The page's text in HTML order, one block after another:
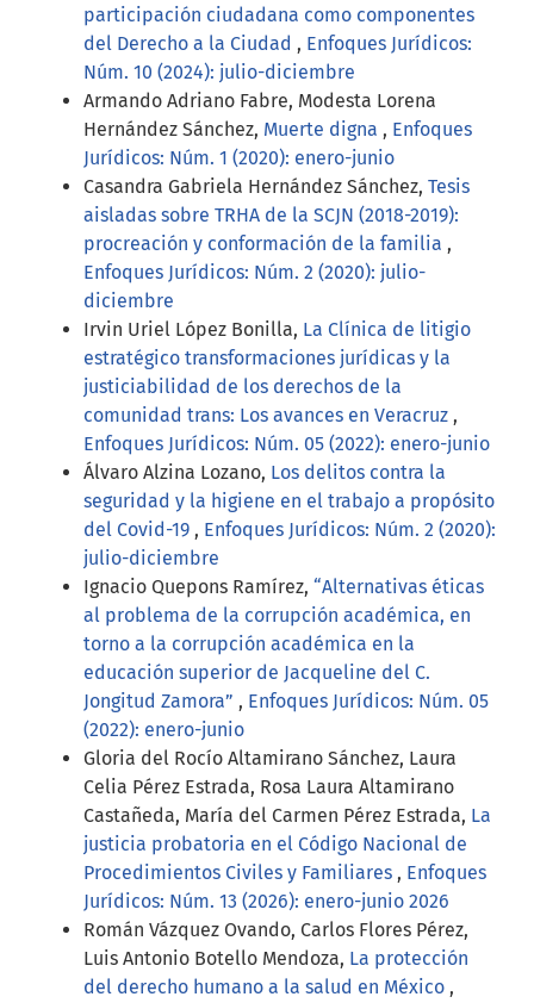
participación ciudadana como componentes
del Derecho a la Ciudad , Enfoques Jurídicos:
Núm. 10 (2024): julio-diciembre
Armando Adriano Fabre, Modesta Lorena
Hernández Sánchez, Muerte digna , Enfoques
Jurídicos: Núm. 1 (2020): enero-junio
Casandra Gabriela Hernández Sánchez, Tesis
aisladas sobre TRHA de la SCJN (2018-2019):
procreación y conformación de la familia ,
Enfoques Jurídicos: Núm. 2 (2020): julio-
diciembre
Irvin Uriel López Bonilla, La Clínica de litigio
estratégico transformaciones jurídicas y la
justiciabilidad de los derechos de la
comunidad trans: Los avances en Veracruz ,
Enfoques Jurídicos: Núm. 05 (2022): enero-junio
Álvaro Alzina Lozano, Los delitos contra la
seguridad y la higiene en el trabajo a propósito
del Covid-19 , Enfoques Jurídicos: Núm. 2 (2020):
julio-diciembre
Ignacio Quepons Ramírez, “Alternativas éticas
al problema de la corrupción académica, en
torno a la corrupción académica en la
educación superior de Jacqueline del C.
Jongitud Zamora” , Enfoques Jurídicos: Núm. 05
(2022): enero-junio
Gloria del Rocío Altamirano Sánchez, Laura
Celia Pérez Estrada, Rosa Laura Altamirano
Castañeda, María del Carmen Pérez Estrada, La
justicia probatoria en el Código Nacional de
Procedimientos Civiles y Familiares , Enfoques
Jurídicos: Núm. 13 (2026): enero-junio 2026
Román Vázquez Ovando, Carlos Flores Pérez,
Luis Antonio Botello Mendoza, La protección
del derecho humano a la salud en México ,